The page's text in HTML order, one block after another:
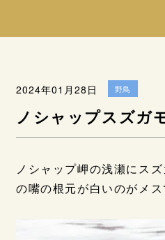
2024年01月28日 野鳥
ノシャップスズガ
ノシャップ岬の浅瀬にス
の嘴の根元が白いのがメス